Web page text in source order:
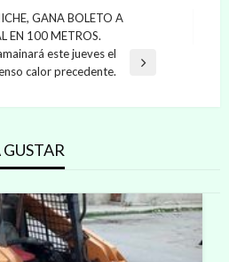
GANA BOLETO A
EN 100 METROS.
este jueves el
calor precedente.